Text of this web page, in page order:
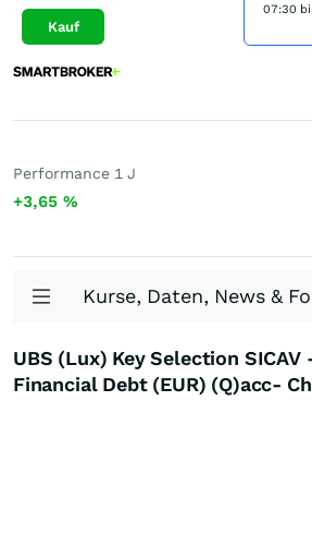
Kauf
07:30
Performance 1 J
+3,65 %
Kurse, Daten, News &
UBS (Lux) Key Selection SICAV
Financial Debt (EUR) (Q)acc-